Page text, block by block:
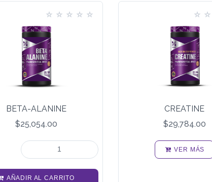
BETA-ALANINE
$25,054.00
AÑADIR AL CARRITO
CREATINE
$29,784.00
VER MÁS